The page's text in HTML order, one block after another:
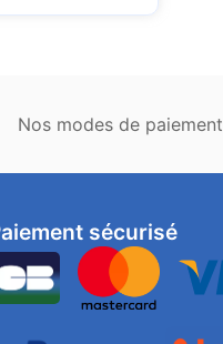
Nos modes de paiement
sécurisé